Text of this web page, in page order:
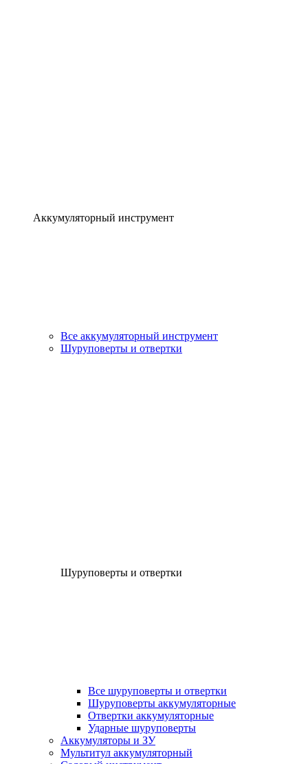
Аккумуляторный инструмент
Все аккумуляторный инструмент
Шуруповерты и отвертки
Шуруповерты и отвертки
Все шуруповерты и отвертки
Шуруповерты аккумуляторные
Отвертки аккумуляторные
Ударные шуруповерты
Аккумуляторы и ЗУ
Мультитул аккумуляторный